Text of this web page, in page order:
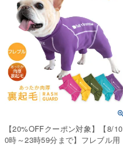
【20%OFFクーポン対象】【8/10
0時～23時59分まで】フレブル用